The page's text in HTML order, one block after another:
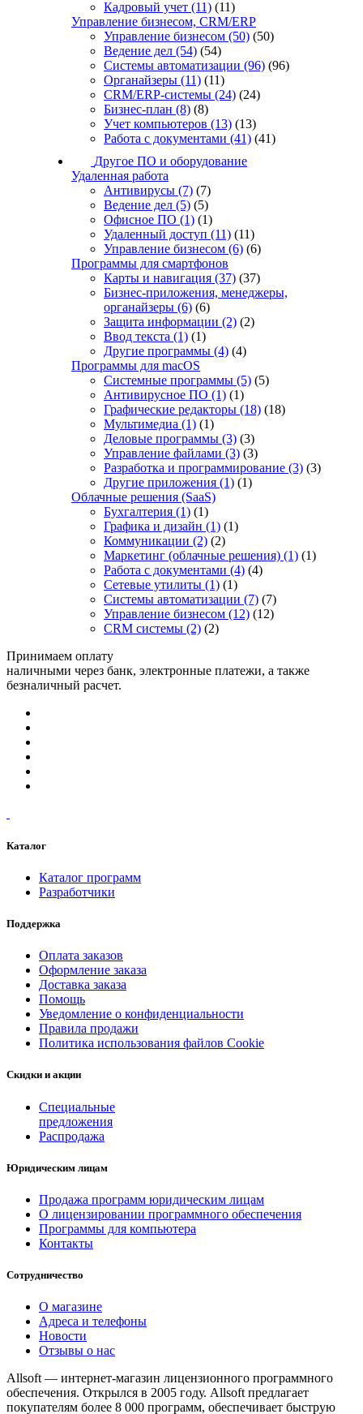
Кадровый учет (11) (11)
Управление бизнесом, CRM/ERP
Управление бизнесом (50) (50)
Ведение дел (54) (54)
Системы автоматизации (96) (96)
Органайзеры (11) (11)
CRM/ERP-системы (24) (24)
Бизнес-план (8) (8)
Учет компьютеров (13) (13)
Работа с документами (41) (41)
Другое ПО и оборудование
Удаленная работа
Антивирусы (7) (7)
Ведение дел (5) (5)
Офисное ПО (1) (1)
Удаленный доступ (11) (11)
Управление бизнесом (6) (6)
Программы для смартфонов
Карты и навигация (37) (37)
Бизнес-приложения, менеджеры,
органайзеры (6) (6)
Защита информации (2) (2)
Ввод текста (1) (1)
Другие программы (4) (4)
Программы для macOS
Системные программы (5) (5)
Антивирусное ПО (1) (1)
Графические редакторы (18) (18)
Мультимедиа (1) (1)
Деловые программы (3) (3)
Управление файлами (3) (3)
Разработка и программирование (3) (3)
Другие приложения (1) (1)
Облачные решения (SaaS)
Бухгалтерия (1) (1)
Графика и дизайн (1) (1)
Коммуникации (2) (2)
Маркетинг (облачные решения) (1) (1)
Работа с документами (4) (4)
Сетевые утилиты (1) (1)
Системы автоматизации (7) (7)
Управление бизнесом (12) (12)
CRM системы (2) (2)
Принимаем оплату
наличными через банк, электронные платежи, а также
безналичный расчет.
Каталог
Каталог программ
Разработчики
Поддержка
Оплата заказов
Оформление заказа
Доставка заказа
Помощь
Уведомление о конфиденциальности
Правила продажи
Политика использования файлов Cookie
Скидки и акции
Специальные
предложения
Распродажа
Юридическим лицам
Продажа программ юридическим лицам
О лицензировании программного обеспечения
Программы для компьютера
Контакты
Сотрудничество
О магазине
Адреса и телефоны
Новости
Отзывы о нас
Allsoft — интернет-магазин лицензионного программного
обеспечения. Открылся в 2005 году. Allsoft предлагает
покупателям более 8 000 программ, обеспечивает быструю